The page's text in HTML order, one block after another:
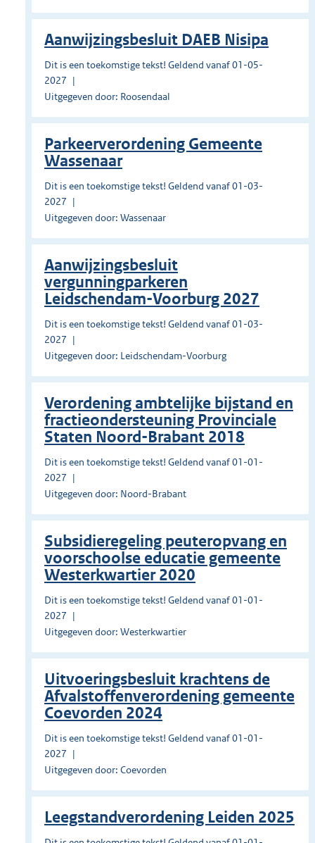
Aanwijzingsbesluit DAEB Nisipa
Dit is een toekomstige tekst! Geldend vanaf 01-05-
2027
Uitgegeven door: Roosendaal
Parkeerverordening Gemeente
Wassenaar
Dit is een toekomstige tekst! Geldend vanaf 01-03-
2027
Uitgegeven door: Wassenaar
Aanwijzingsbesluit
vergunningparkeren
Leidschendam-Voorburg 2027
Dit is een toekomstige tekst! Geldend vanaf 01-03-
2027
Uitgegeven door: Leidschendam-Voorburg
Verordening ambtelijke bijstand en
fractieondersteuning Provinciale
Staten Noord-Brabant 2018
Dit is een toekomstige tekst! Geldend vanaf 01-01-
2027
Uitgegeven door: Noord-Brabant
Subsidieregeling peuteropvang en
voorschoolse educatie gemeente
Westerkwartier 2020
Dit is een toekomstige tekst! Geldend vanaf 01-01-
2027
Uitgegeven door: Westerkwartier
Uitvoeringsbesluit krachtens de
Afvalstoffenverordening gemeente
Coevorden 2024
Dit is een toekomstige tekst! Geldend vanaf 01-01-
2027
Uitgegeven door: Coevorden
Leegstandverordening Leiden 2025